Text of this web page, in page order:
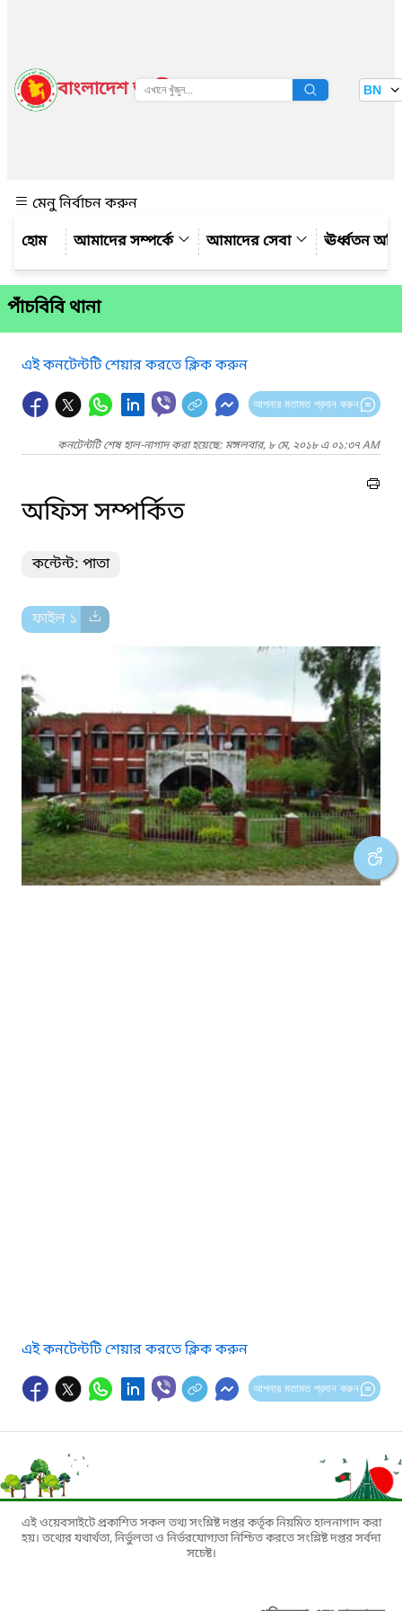
বাংলাদেশ জাতীয় তথ্য বাতায়ন BN
মেনু নির্বাচন করুন
আমাদের সম্পর্কে
আমাদের সেবা ঊর্ধ্বতন
পাঁচবিবি থানা
এই কনটেন্টটি শেয়ার করতে ক্লিক করুন
আপনার মতামত প্রদান করুন
কনটেন্টটি শেষ হাল-নাগাদ করা হয়েছে: মঙ্গলবার, ৮ মে, ২০১৮ এ ০১:৩৭ AM
অফিস সম্পর্কিত
কন্টেন্ট: পাতা
ফাইল ১
এই কনটেন্টটি শেয়ার করতে ক্লিক করুন
আপনার মতামত প্রদান করুন
এই ওয়েবসাইটে প্রকাশিত সকল তথ্য সংশ্লিষ্ট দপ্তর কর্তৃক নিয়মিত হালনাগাদ করা
হয়। তথ্যের যথার্থতা, নির্ভুলতা ও নির্ভরযোগ্যতা নিশ্চিত করতে সংশ্লিষ্ট দপ্তর সর্বদা
সচেষ্ট।